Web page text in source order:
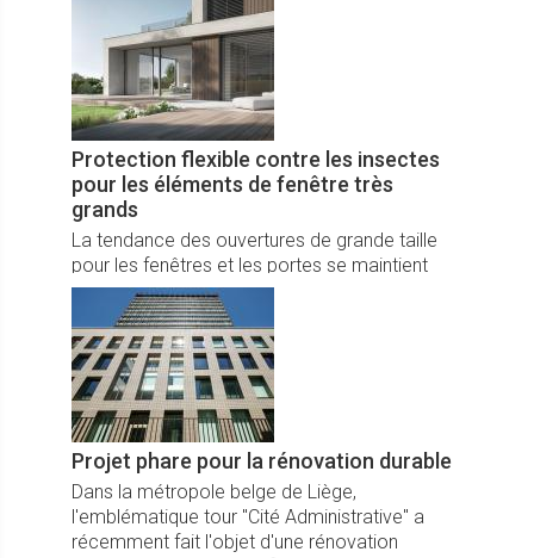
des structures pratiques, le bois s'intègre
parfaitement dans tous les styles de jardin,
qu'ils soient rustiques ou contemporains.
Protection flexible contre les insectes
pour les éléments de fenêtre très
grands
La tendance des ouvertures de grande taille
pour les fenêtres et les portes se maintient
dans l'architecture. Pour offrir une
moustiquaire confortable, même sur des
installations coulissantes à levage et plissées,
Warema a conçu un store latéral qui satisfait à
toutes les exigences en termes de
fonctionnalité et de design.
Projet phare pour la rénovation durable
Dans la métropole belge de Liège,
l'emblématique tour "Cité Administrative" a
récemment fait l'objet d'une rénovation